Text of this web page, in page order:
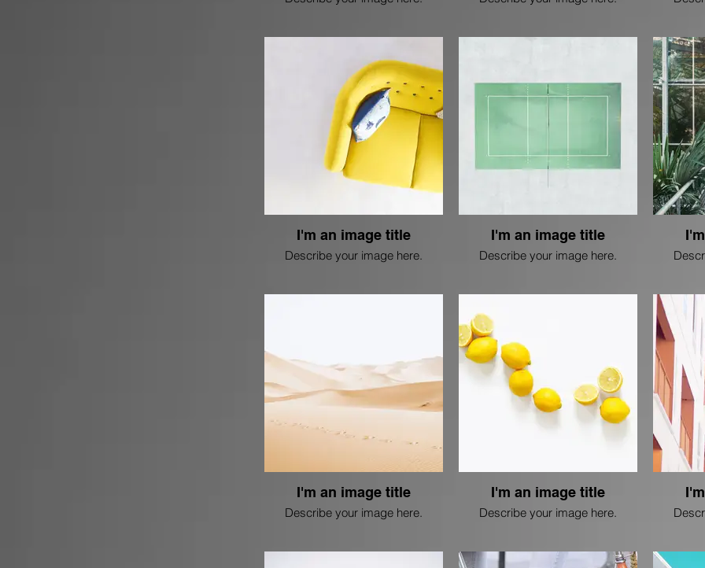
I'm an image title
Describe your image here.
I'm an image title
Describe your image here.
I'm an image title
Describe your image here.
I'm an image title
Describe your image here.